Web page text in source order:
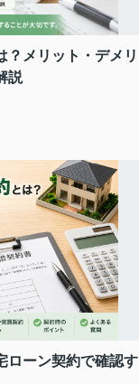
？メリット・デメリ
説
ローン契約で確認す